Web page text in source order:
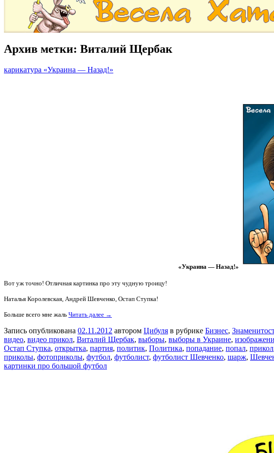
Архив метки: Виталий Щербак
карикатура «Украина — Назад!»
«Украина — Назад!»
Вот уж точно! Отличная картинка про эту чудную троицу!
Наталья Королевская, Андрей Шевченко, Остап Ступка!
Больше всего мне жаль Читать далее →
Запись опубликована 02.11.2012 автором Цибуля в рубрике Бизнес,
видео, видео прикол, Виталий Щербак, выборы, выборы в Украине,
Остап Ступка, открытка, партия, политик, Политика, попадание, попал, прикол
приколы, фотоприколы, футбол, футболист, футболист Шевченко, шарж,
картинки про большой футбол